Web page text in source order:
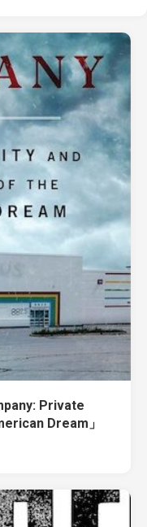
Private
Dream」